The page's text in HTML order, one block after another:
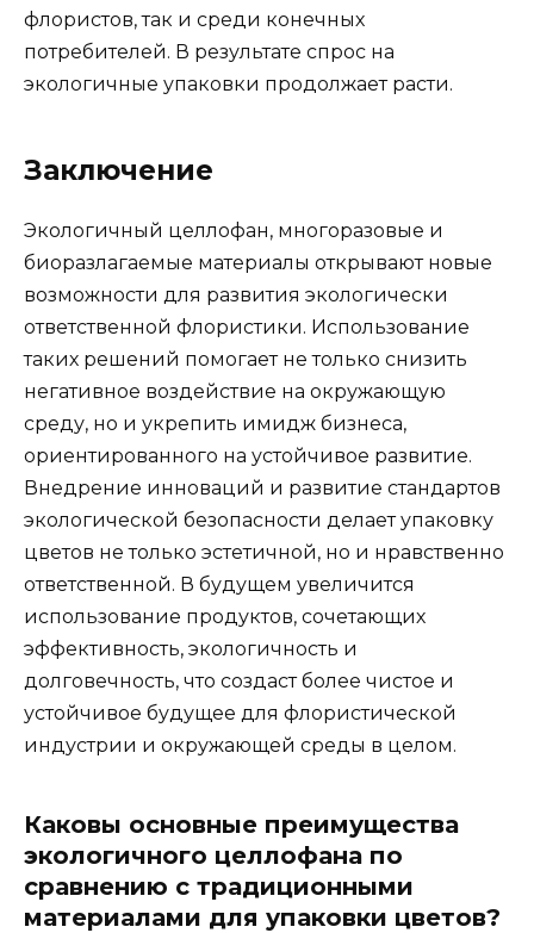
флористов, так и среди конечных
потребителей. В результате спрос на
экологичные упаковки продолжает расти.
Заключение
Экологичный целлофан, многоразовые и
биоразлагаемые материалы открывают новые
возможности для развития экологически
ответственной флористики. Использование
таких решений помогает не только снизить
негативное воздействие на окружающую
среду, но и укрепить имидж бизнеса,
ориентированного на устойчивое развитие.
Внедрение инноваций и развитие стандартов
экологической безопасности делает упаковку
цветов не только эстетичной, но и нравственно
ответственной. В будущем увеличится
использование продуктов, сочетающих
эффективность, экологичность и
долговечность, что создаст более чистое и
устойчивое будущее для флористической
индустрии и окружающей среды в целом.
Каковы основные преимущества
экологичного целлофана по
сравнению с традиционными
материалами для упаковки цветов?